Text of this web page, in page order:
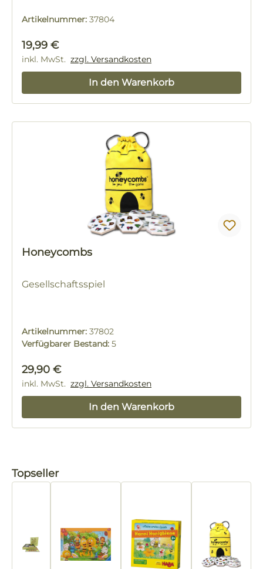
Artikelnummer: 37804
Regulärer Preis:
19,99 €
inkl. MwSt. zzgl. Versandkosten
In den Warenkorb
Honeycombs
Gesellschaftsspiel
Artikelnummer: 37802
Verfügbarer Bestand: 5
Regulärer Preis:
29,90 €
inkl. MwSt. zzgl. Versandkosten
In den Warenkorb
Produktgalerie überspringen
Topseller